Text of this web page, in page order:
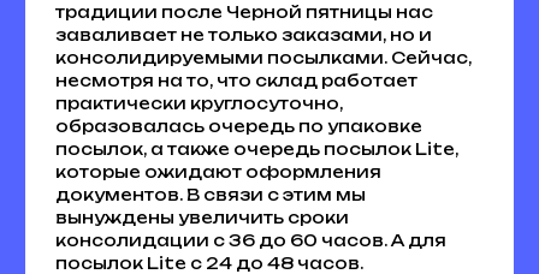
традиции после Черной пятницы нас
заваливает не только заказами, но и
консолидируемыми посылками. Сейчас,
несмотря на то, что склад работает
практически круглосуточно,
образовалась очередь по упаковке
посылок, а также очередь посылок Lite,
которые ожидают оформления
документов. В связи с этим мы
вынуждены увеличить сроки
консолидации с 36 до 60 часов. А для
посылок Lite с 24 до 48 часов.